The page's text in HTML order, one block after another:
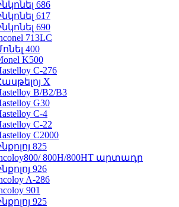
686
617
690
713LC
400
K500
C-276
X
B/B2/B3
G30
C-4
C-22
C2000
825
800H/800HT արտադր
926
A-286
901
925